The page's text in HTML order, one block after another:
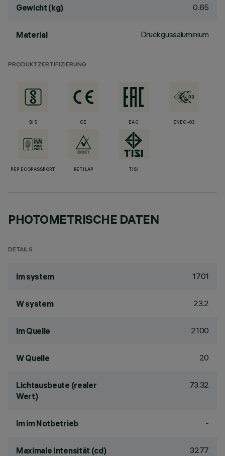
Gewicht (kg) 0.65
Material Druckgussaluminium
PRODUKTZERTIFIZIERUNG
BIS CE EAC ENEC-03
PEP ECOPASSPORT RETILAP TISI
PHOTOMETRISCHE DATEN
DETAILS
lm system 1701
W system 23.2
lm Quelle 2100
W Quelle 20
Lichtausbeute (realer
Wert)
73.32
lm im Notbetrieb -
Maximale Intensität (cd) 3277